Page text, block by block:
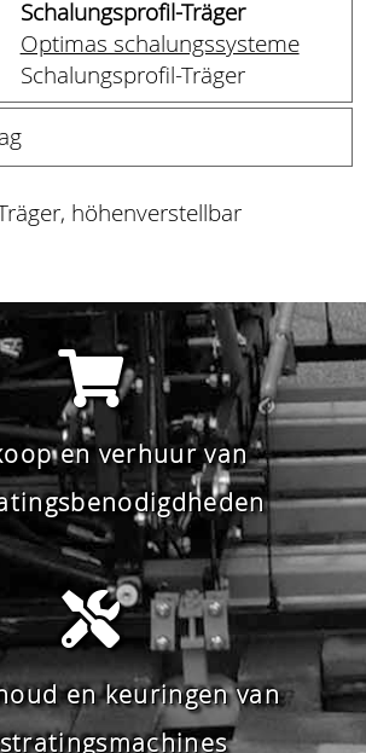
Schalungsprofil-Träger
Optimas schalungssysteme
Schalungsprofil-Träger
höhenverstellbar
en verhuur van
en keuringen van